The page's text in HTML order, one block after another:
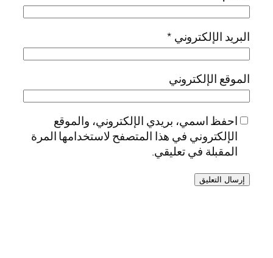
البريد الإلكتروني *
الموقع الإلكتروني
احفظ اسمي، بريدي الإلكتروني، والموقع
الإلكتروني في هذا المتصفح لاستخدامها المرة
المقبلة في تعليقي.